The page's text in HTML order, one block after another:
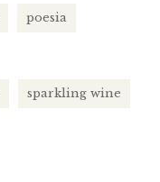
poesia
sparkling wine